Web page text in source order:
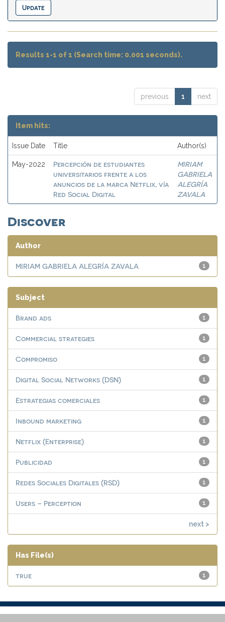
Results 1-1 of 1 (Search time: 0.001 seconds).
previous 1 next
Item hits:
Issue Date Title Author(s)
May-2022
Percepción de estudiantes
universitarios frente a los
anuncios de la marca Netflix, vía
Red Social Digital
MIRIAM
GABRIELA
ALEGRÍA
ZAVALA
Discover
Author
1
MIRIAM GABRIELA ALEGRÍA ZAVALA
Subject
1
Brand ads
1
Commercial strategies
1
Compromiso
1
Digital Social Networks (DSN)
1
Estrategias comerciales
1
Inbound marketing
1
Netflix (Enterprise)
1
Publicidad
1
Redes Sociales Digitales (RSD)
1
Users – Perception
next >
Has File(s)
1
true